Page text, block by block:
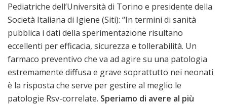
Pediatriche dell’Università di Torino e presidente della
Società Italiana di Igiene (Siti): “In termini di sanità
pubblica i dati della sperimentazione risultano
eccellenti per efficacia, sicurezza e tollerabilità. Un
farmaco preventivo che va ad agire su una patologia
estremamente diffusa e grave soprattutto nei neonati
è la risposta che serve per gestire al meglio le
patologie Rsv-correlate. Speriamo di avere al più